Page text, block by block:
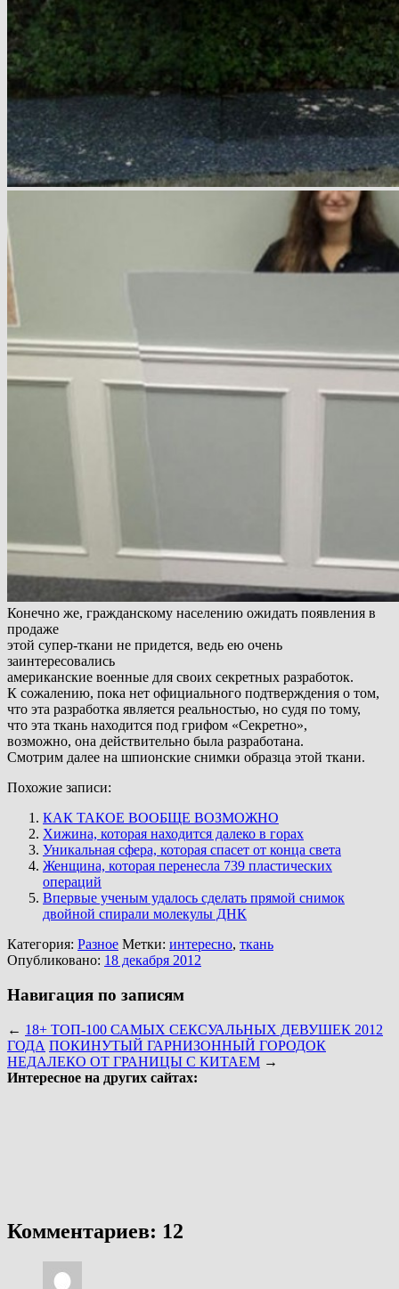
Конечно же, гражданскому населению ожидать появления в
продаже
этой супер-ткани не придется, ведь ею очень
заинтересовались
американские военные для своих секретных разработок.
К сожалению, пока нет официального подтверждения о том,
что эта разработка является реальностью, но судя по тому,
что эта ткань находится под грифом «Секретно»,
возможно, она действительно была разработана.
Смотрим далее на шпионские снимки образца этой ткани.
Похожие записи:
КАК ТАКОЕ ВООБЩЕ ВОЗМОЖНО
Хижина, которая находится далеко в горах
Уникальная сфера, которая спасет от конца света
Женщина, которая перенесла 739 пластических
операций
Впервые ученым удалось сделать прямой снимок
двойной спирали молекулы ДНК
Категория: Разное Метки: интересно, ткань
Опубликовано: 18 декабря 2012
Навигация по записям
← 18+ ТОП-100 САМЫХ СЕКСУАЛЬНЫХ ДЕВУШЕК 2012
ГОДА ПОКИНУТЫЙ ГАРНИЗОННЫЙ ГОРОДОК
НЕДАЛЕКО ОТ ГРАНИЦЫ С КИТАЕМ →
Интересное на других сайтах:
Комментариев: 12